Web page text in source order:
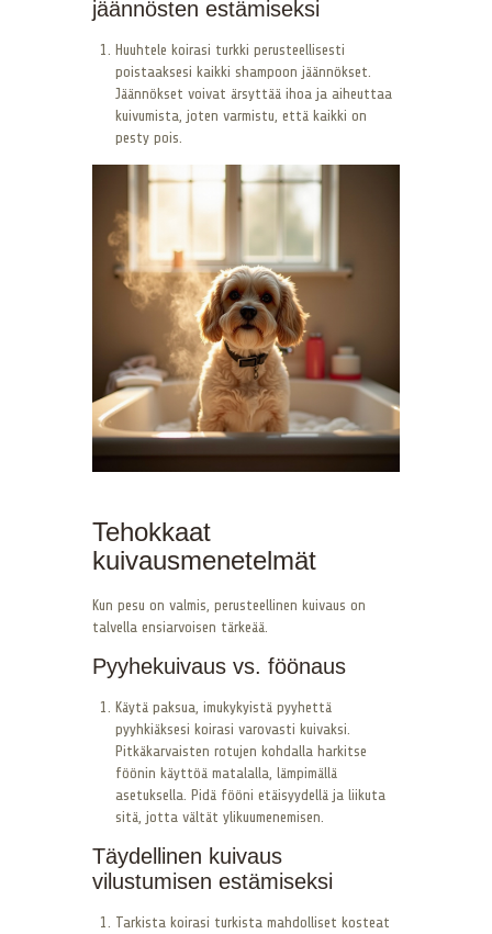
jäännösten estämiseksi
Huuhtele koirasi turkki perusteellisesti
poistaaksesi kaikki shampoon jäännökset.
Jäännökset voivat ärsyttää ihoa ja aiheuttaa
kuivumista, joten varmistu, että kaikki on
pesty pois.
Tehokkaat
kuivausmenetelmät
Kun pesu on valmis, perusteellinen kuivaus on
talvella ensiarvoisen tärkeää.
Pyyhekuivaus vs. föönaus
Käytä paksua, imukykyistä pyyhettä
pyyhkiäksesi koirasi varovasti kuivaksi.
Pitkäkarvaisten rotujen kohdalla harkitse
föönin käyttöä matalalla, lämpimällä
asetuksella. Pidä fööni etäisyydellä ja liikuta
sitä, jotta vältät ylikuumenemisen.
Täydellinen kuivaus
vilustumisen estämiseksi
Tarkista koirasi turkista mahdolliset kosteat